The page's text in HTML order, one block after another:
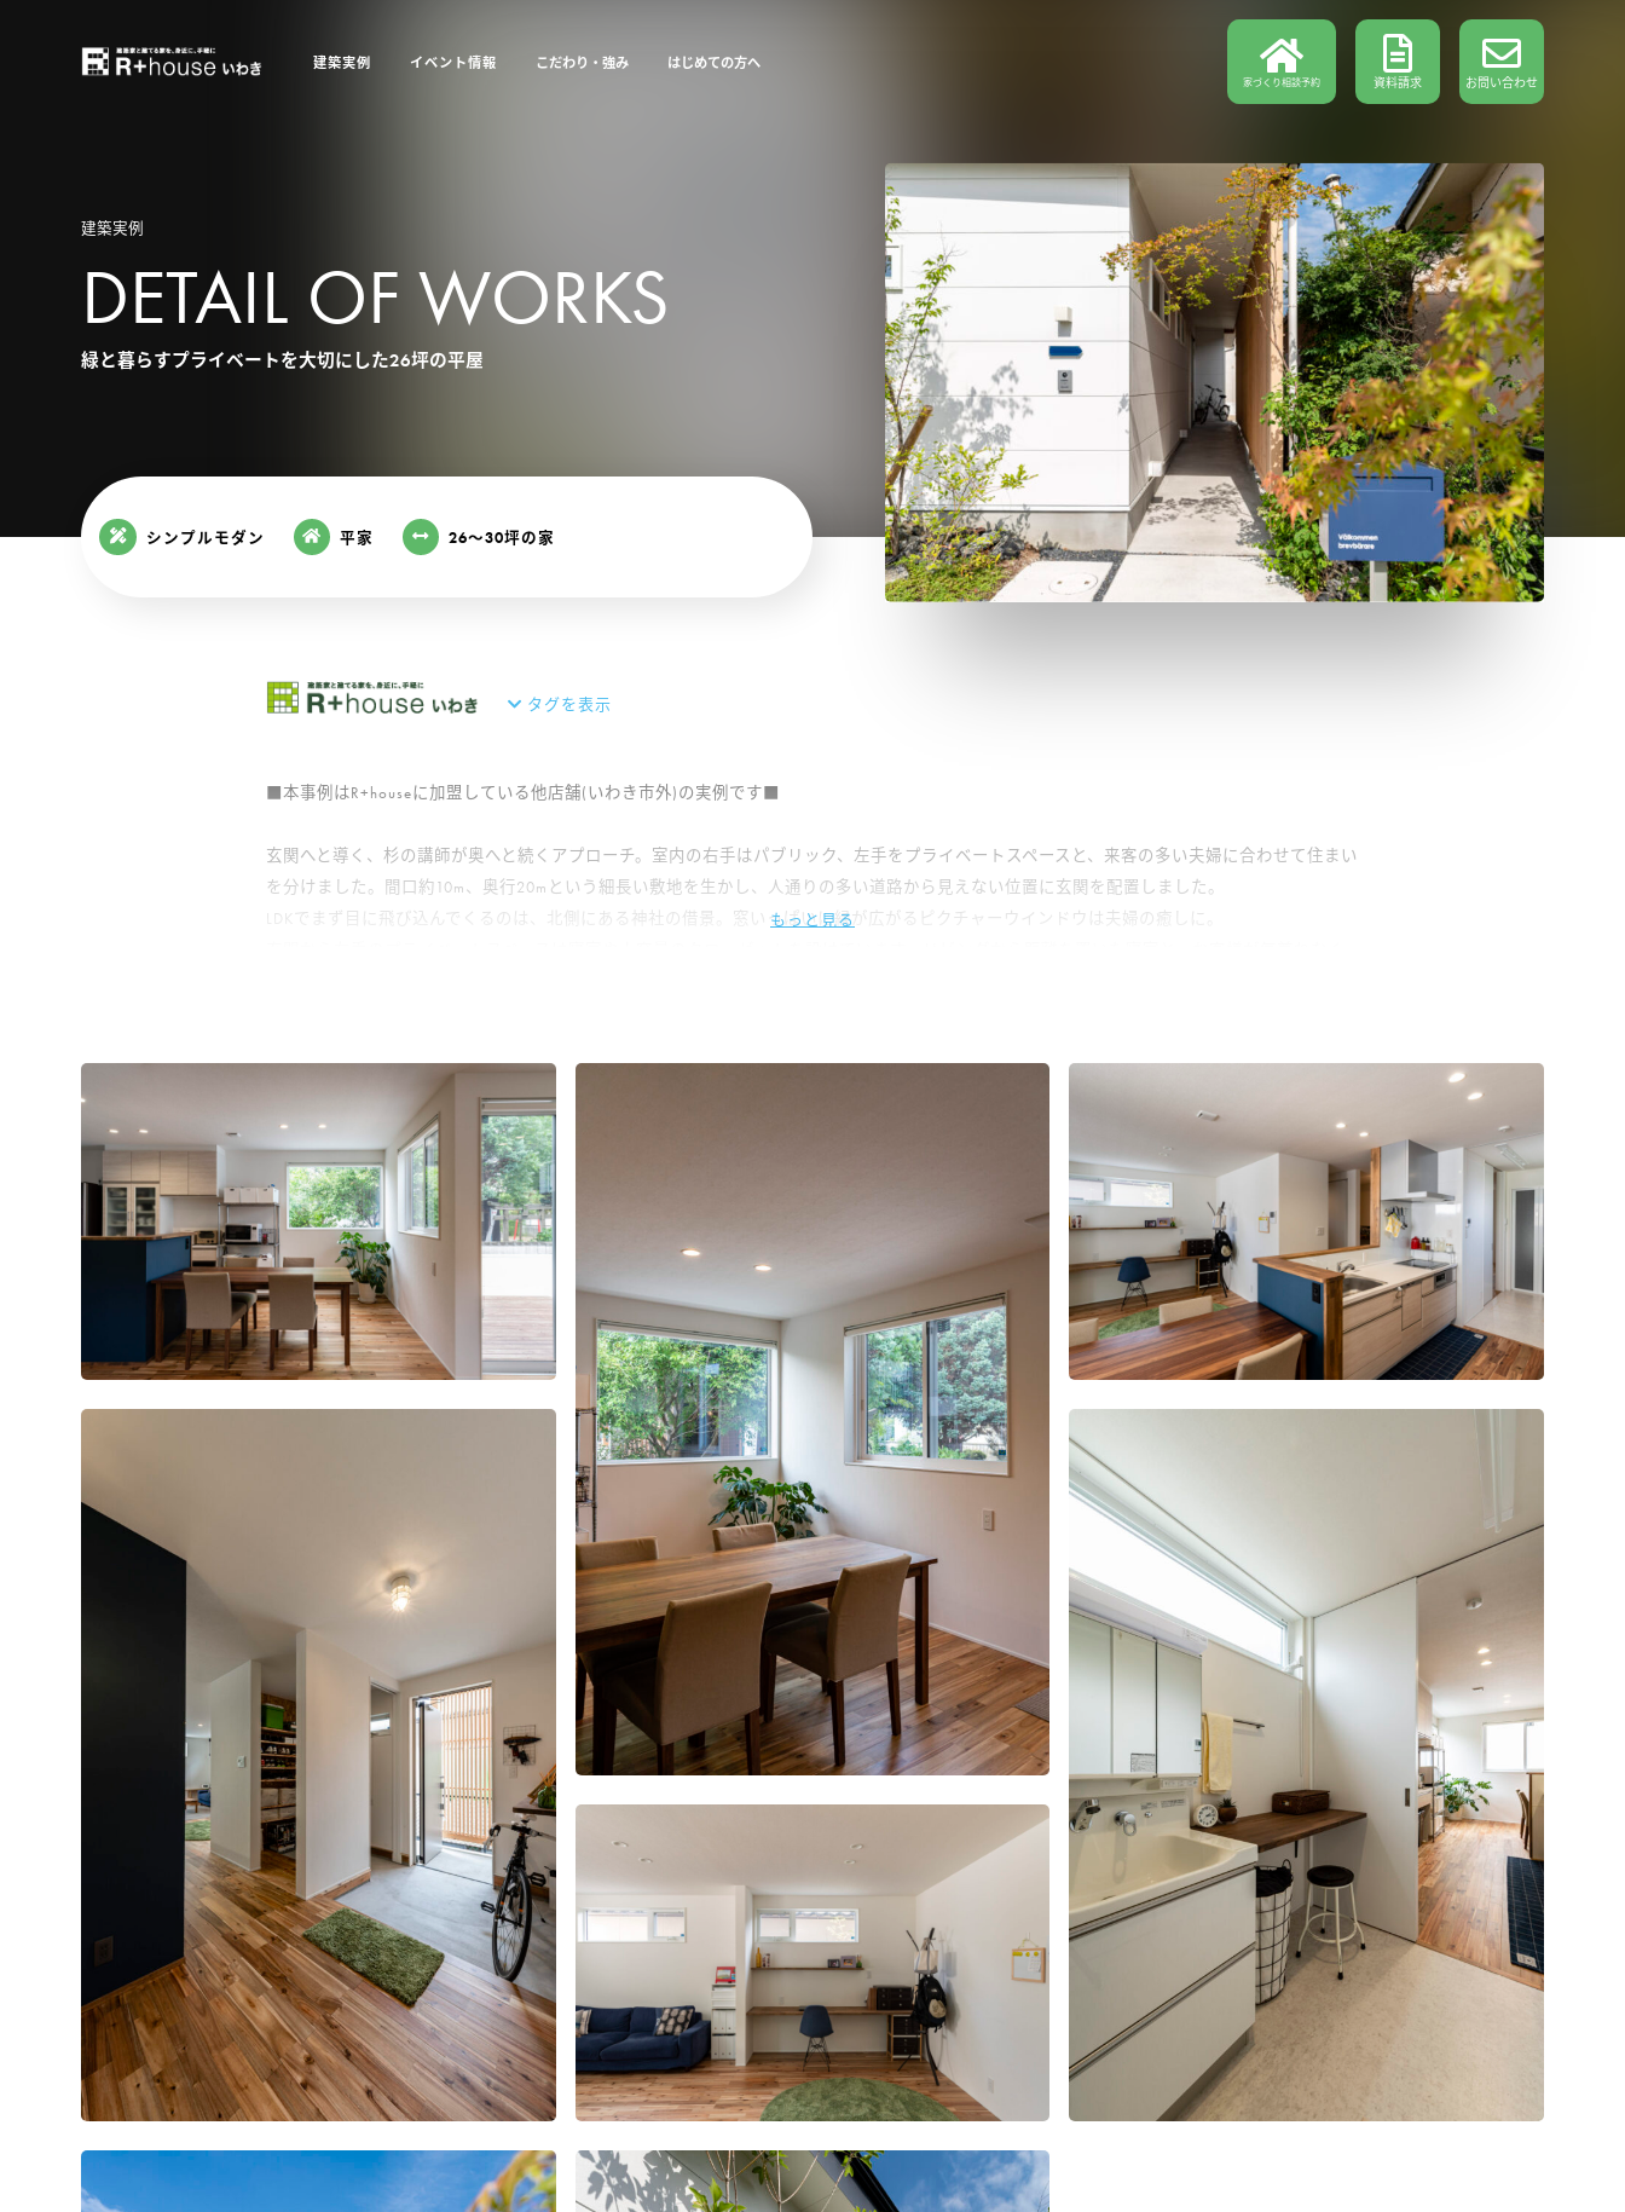
建築実例 イベント情報 こだわり・強み はじめての方へ
家づくり相談予約 資料請求 お問い合わせ
建築実例
DETAIL OF WORKS
緑と暮らすプライベートを大切にした26坪の平屋
シンプルモダン 平家 26〜30坪の家
タグを表示
■本事例はR+houseに加盟している他店舗(いわき市外)の実例です■
玄関へと導く、杉の講師が奥へと続くアプローチ。室内の右手はパブリック、左手をプライベートスペースと、来客の多い夫婦に合わせて住まい
を分けました。間口約10m、奥行20mという細長い敷地を生かし、人通りの多い道路から見えない位置に玄関を配置しました。
LDKでまず目に飛び込んでくるのは、北側にある神社の借景。窓いっぱいに緑が広がるピクチャーウインドウは夫婦の癒しに。